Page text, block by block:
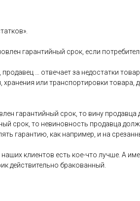
га­ран­тий­ный срок, ес­ли
… от­ве­ча­ет за не­дос­татки
или тран­спор­ти­ров­ки то­вара,
га­ран­тий­ный срок, то ви­ну про­дав­ца
срок, то не­винов­ность про­дав­ца
га­ран­тию, как нап­ри­мер, и на
кли­ен­тов есть кое-что луч­ше. А
дей­стви­тель­но бра­кован­ный.